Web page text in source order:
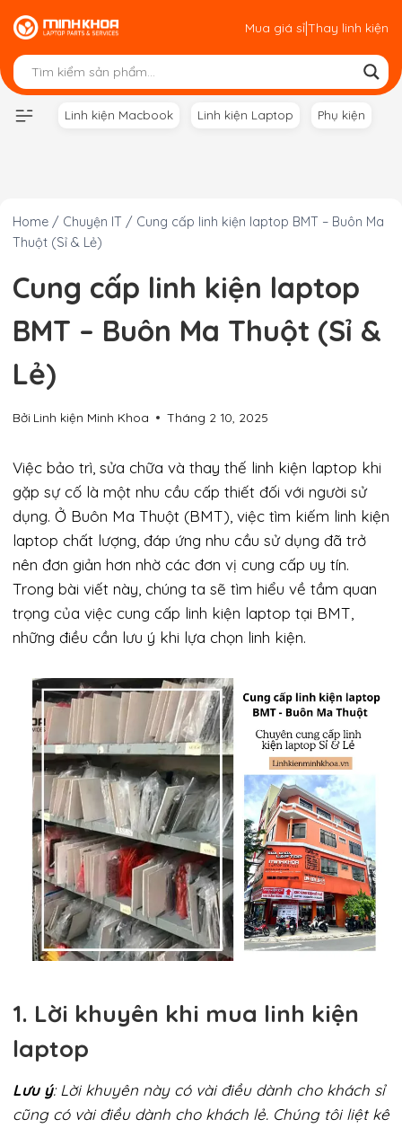
Skip
to
content
Mua giá sỉ|Thay linh kiện
Linh kiện Macbook Linh kiện Laptop Phụ kiện
Home / Chuyện IT / Cung cấp linh kiện laptop BMT – Buôn Ma
Thuột (Sỉ & Lẻ)
Cung cấp linh kiện laptop
BMT – Buôn Ma Thuột (Sỉ &
Lẻ)
Bởi Linh kiện Minh Khoa Tháng 2 10, 2025
Việc bảo trì, sửa chữa và thay thế linh kiện laptop khi
gặp sự cố là một nhu cầu cấp thiết đối với người sử
dụng. Ở Buôn Ma Thuột (BMT), việc tìm kiếm linh kiện
laptop chất lượng, đáp ứng nhu cầu sử dụng đã trở
nên đơn giản hơn nhờ các đơn vị cung cấp uy tín.
Trong bài viết này, chúng ta sẽ tìm hiểu về tầm quan
trọng của việc cung cấp linh kiện laptop tại BMT,
những điều cần lưu ý khi lựa chọn linh kiện.
1. Lời khuyên khi mua linh kiện
laptop
Lưu ý: Lời khuyên này có vài điều dành cho khách sỉ
cũng có vài điều dành cho khách lẻ. Chúng tôi liệt kê